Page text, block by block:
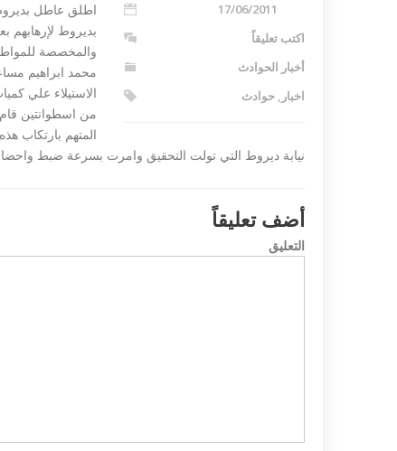
17/06/2011
اكتب تعليقاً
أخبار الحوادث
اخبار , حوادث
اطلق عاطل
بديروط لإرهابهم
والمخصصة
محمد ابراهيم
الاستيلاء علي
من اسطوانتين
نيابة ديروط التي تولت التحقيق وامرت بسرعة ضبط
أضف تعليقاً
التعليق